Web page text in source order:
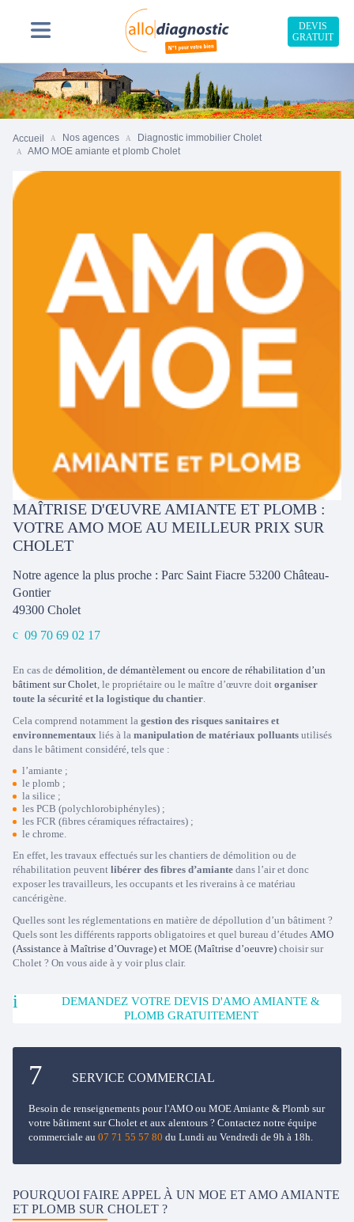
DEVIS
GRATUIT
Accueil Nos agences
Diagnostic immobilier Cholet
AMO MOE amiante et plomb Cholet
MAÎTRISE D'ŒUVRE AMIANTE ET PLOMB :
VOTRE AMO MOE AU MEILLEUR PRIX SUR
CHOLET
Notre agence la plus proche : Parc Saint Fiacre 53200 Château-
Gontier
49300 Cholet
09 70 69 02 17
En cas de démolition, de démantèlement ou encore de réhabilitation d’un
bâtiment sur Cholet, le propriétaire ou le maître d’œuvre doit organiser
toute la sécurité et la logistique du chantier.
Cela comprend notamment la gestion des risques sanitaires et
environnementaux liés à la manipulation de matériaux polluants utilisés
dans le bâtiment considéré, tels que :
l’amiante ;
le plomb ;
la silice ;
les PCB (polychlorobiphényles) ;
les FCR (fibres céramiques réfractaires) ;
le chrome.
En effet, les travaux effectués sur les chantiers de démolition ou de
réhabilitation peuvent libérer des fibres d’amiante dans l’air et donc
exposer les travailleurs, les occupants et les riverains à ce matériau
cancérigène.
Quelles sont les réglementations en matière de dépollution d’un bâtiment ?
Quels sont les différents rapports obligatoires et quel bureau d’études AMO
(Assistance à Maîtrise d’Ouvrage) et MOE (Maîtrise d’oeuvre) choisir sur
Cholet ? On vous aide à y voir plus clair.
DEMANDEZ VOTRE DEVIS D'AMO AMIANTE &
PLOMB GRATUITEMENT
SERVICE COMMERCIAL
Besoin de renseignements pour l'AMO ou MOE Amiante & Plomb sur
votre bâtiment sur Cholet et aux alentours ? Contactez notre équipe
commerciale au 07 71 55 57 80 du Lundi au Vendredi de 9h à 18h.
POURQUOI FAIRE APPEL À UN MOE ET AMO AMIANTE
ET PLOMB SUR CHOLET ?